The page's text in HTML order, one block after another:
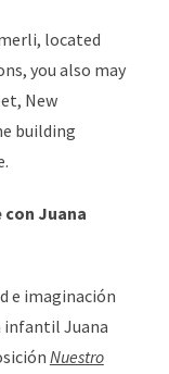
located
you also may
New
building
Juana
e imaginación
infantil Juana
Nuestro